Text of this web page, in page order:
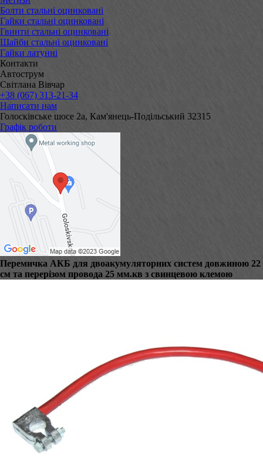
Болти стальні оцинковані
Гайки стальні оцинковані
Гвинти стальні оцинковані
Шайби стальні оцинковані
Гайки латунні
Контакти
Автострум
Світлана Вівчар
+38 (067) 313-21-34
Написати нам
Голосківське шосе 2а, Кам'янець-Подільський 32315
Графік роботи
Перемичка АКБ для двоакумуляторних систем довжиною 22
см та перерізом провода 25 мм.кв з свинцевою клемою